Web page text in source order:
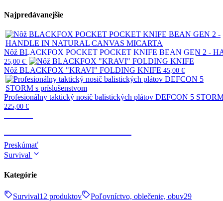
Najpredávanejšie
Nôž BLACKFOX POCKET POCKET KNIFE BEAN GEN 2 -
25,00 €
Nôž BLACKFOX "KRAVI" FOLDING KNIFE 45,00 €
Profesionálny taktický nosič balistických plátov DEFCON 5
225,00 €
Preskúmať
Survival
Kategórie
Survival12 produktov Poľovníctvo, oblečenie, obuv29